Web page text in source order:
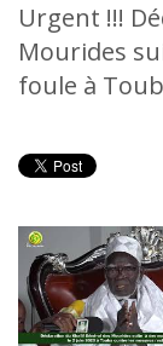
Urgent !!!
Mourides
foule à